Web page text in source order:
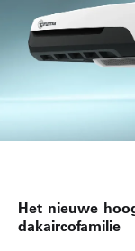
Het nieuwe
dakaircofamilie